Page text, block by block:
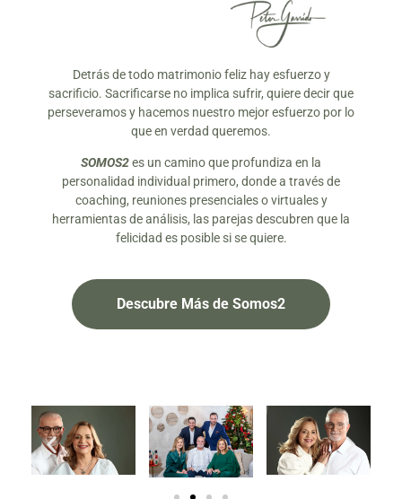
Detrás de todo matrimonio feliz hay esfuerzo y
sacrificio. Sacrificarse no implica sufrir, quiere decir que
perseveramos y hacemos nuestro mejor esfuerzo por lo
que en verdad queremos.
SOMOS2es un camino que profundiza en la
personalidad individual primero, donde a través de
coaching, reuniones presenciales o virtuales y
herramientas de análisis, las parejas descubren que la
felicidad es posible si se quiere.
Descubre Más de Somos2